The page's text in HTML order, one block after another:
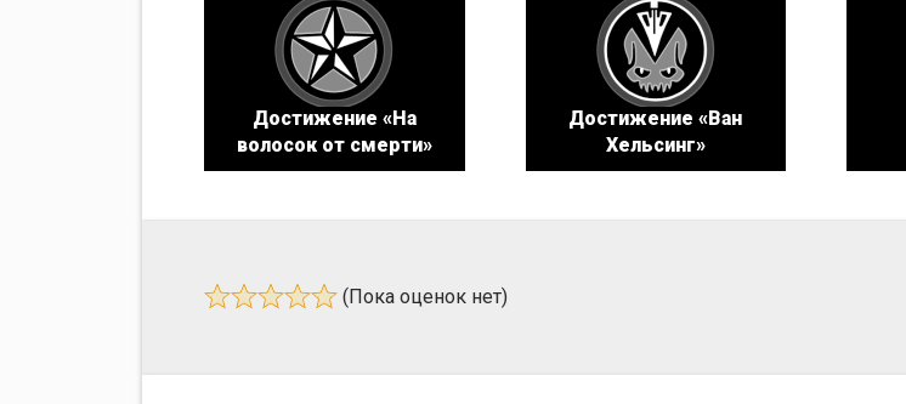
Достижение «На
волосок от смерти»
Достижение «Ван
Хельсинг»
(Пока оценок нет)